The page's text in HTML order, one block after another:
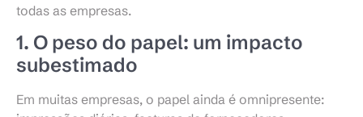
todas as empresas.
1. O peso do papel: um impacto
subestimado
Em muitas empresas, o papel ainda é omnipresente: